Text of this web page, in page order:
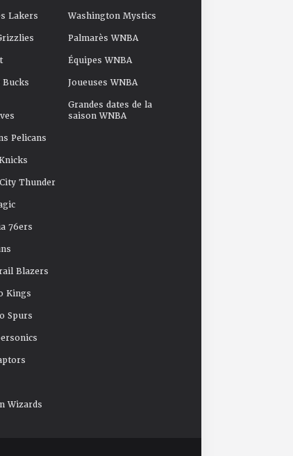
Lakers
Pelicans
Thunder
76ers
Blazers
Kings
Spurs
Wizards
Washington Mystics
Palmarès WNBA
Équipes WNBA
Joueuses WNBA
Grandes dates de la
saison WNBA